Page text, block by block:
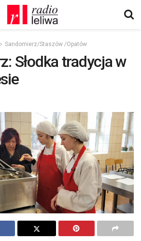
Sandomierz/Staszów /Opatów
Słodka tradycja w